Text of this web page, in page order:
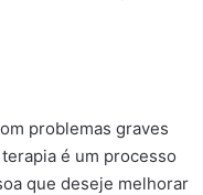
problemas graves
é um processo
que deseje melhorar